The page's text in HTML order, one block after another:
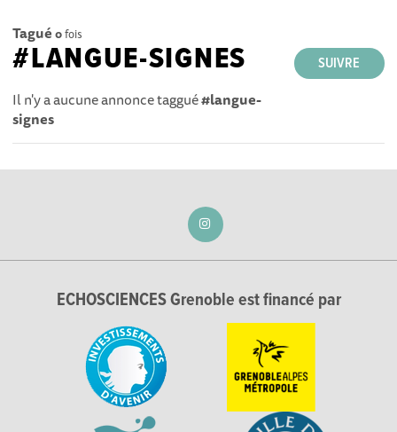
Tagué 0fois
SUIVRE
#LANGUE-SIGNES
Il n'y a aucune annonce taggué#langue-
signes
ECHOSCIENCES Grenoble est financé par